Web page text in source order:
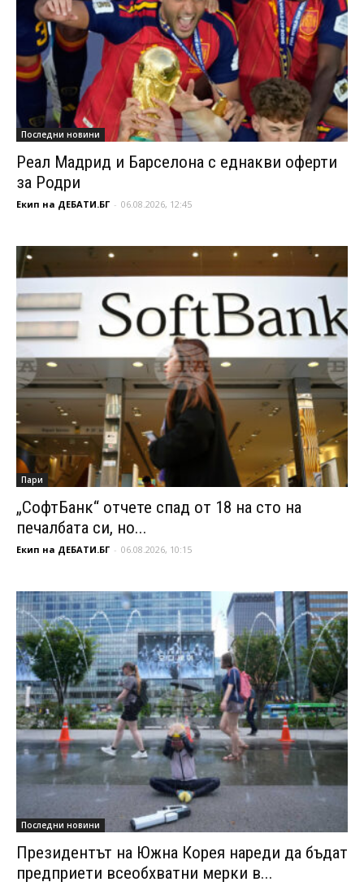
Последни новини
Реал Мадрид и Барселона с еднакви оферти
за Родри
Екип на ДЕБАТИ.БГ - 06.08.2026, 12:45
Пари
„СофтБанк“ отчете спад от 18 на сто на
печалбата си, но...
Екип на ДЕБАТИ.БГ - 06.08.2026, 10:15
Последни новини
Президентът на Южна Корея нареди да бъдат
предприети всеобхватни мерки в...